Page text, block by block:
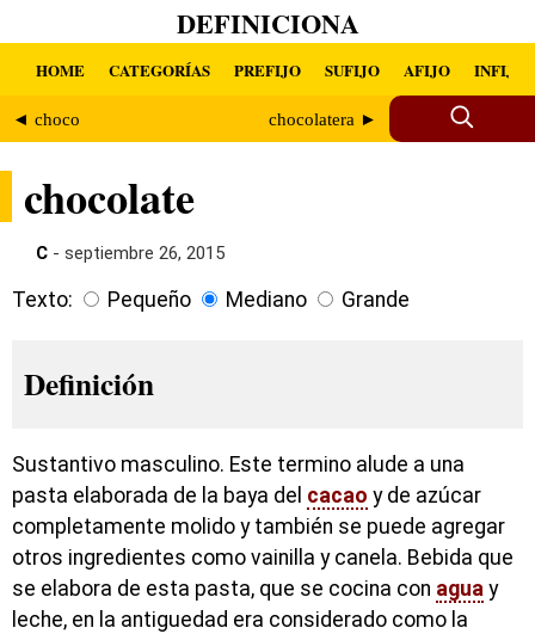
DEFINICIONA
HOME CATEGORÍAS PREFIJO SUFIJO AFIJO INFIJO
◄ choco chocolatera ►
chocolate
C - septiembre 26, 2015
Texto: Pequeño Mediano Grande
Definición
Sustantivo masculino. Este termino alude a una
pasta elaborada de la baya del cacao y de azúcar
completamente molido y también se puede agregar
otros ingredientes como vainilla y canela. Bebida que
se elabora de esta pasta, que se cocina con agua y
leche, en la antiguedad era considerado como la